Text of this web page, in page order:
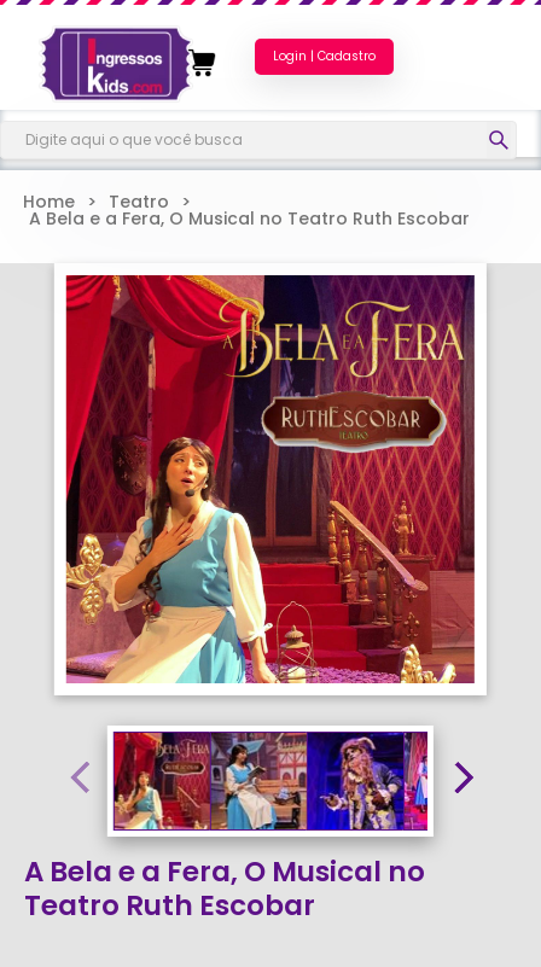
Login | Cadastro
Home > Teatro >
A Bela e a Fera, O Musical no Teatro Ruth Escobar
A Bela e a Fera, O Musical no
Teatro Ruth Escobar